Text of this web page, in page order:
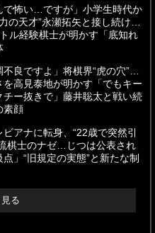
で怖い…ですが」小学生時代か
の天才”永瀬拓矢と接し続け…
ル経験棋士が明かす「底知れ
不良ですよ」将棋界“虎の穴”…
を高見泰地が明かす「でもキー
チー抜きで」藤井聡太と戦い続
素顔
アナに転身、“22歳で突然引
棋士のナゼ…じつは公表され
」“旧規定の実態”と新たな制
る